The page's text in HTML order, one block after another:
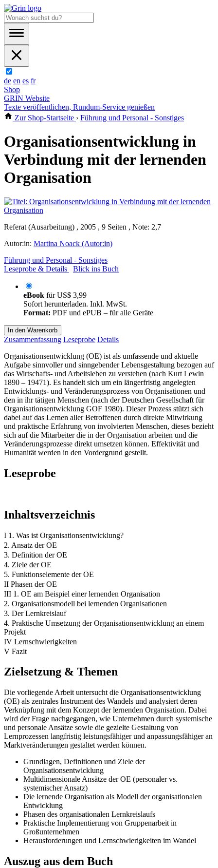
de en es fr
Shop
GRIN Website
Texte veröffentlichen, Rundum-Service genießen
Zur Shop-Startseite › Führung und Personal - Sonstiges
Organisationsentwicklung in
Verbindung mit der lernenden
Organisation
Referat (Ausarbeitung) , 2005 , 9 Seiten , Note: 2,7
Autor:in: Martina Noack (Autor:in)
Führung und Personal - Sonstiges
Leseprobe & Details
Blick ins Buch
eBook fürUS$ 3,99
Sofort herunterladen. Inkl. MwSt.
Format: PDF und ePUB – für alle Geräte
In den Warenkorb
Zusammenfassung Leseprobe Details
Organisationsentwicklung (OE) ist als umfassende und aktuelle
Aufgabe sinnvoller und sinngebender Lebensgestaltung bezogen auf
das Wirtschafts- und Arbeitsleben zu verstehen (nach Kurt Lewin
1890 – 19471). Es handelt sich um ein längerfristig angelegten
Entwicklungs- und Veränderungsprozess von Organisationen und
den in ihr tätigen Menschen (nach der Deutschen Gesellschaft für
Organisationsentwicklung GOF 1980). Dieser Prozess stützt sich
dabei auf das Lernen aller Betroffenen durch direkte Mitwirkung
und praktische Erfahrung von involvierten Menschen, dieses bezieht
sich auf die Mitarbeiter die in der Organisation arbeiten und die
Veränderungsprozesse direkt umsetzen können. Effektivität und
Humanität werden in den Vordergrund gestellt.
Leseprobe
Inhaltsverzeichnis
I 1. Was ist Organisationsentwicklung?
2. Ansatz der OE
3. Definition der OE
4. Ziele der OE
5. Funktionselemente der OE
II Phasen der OE
III 1. OE am Beispiel einer lernenden Organisation
2. Organisationsmodell bei lernenden Organisationen
3. Der Lernkreislauf
4. Praktische Umsetzung der Organisationsentwicklung an einem
Projekt
IV Lernschwierigkeiten
V Fazit
Zielsetzung & Themen
Die vorliegende Arbeit untersucht die Organisationsentwicklung
(OE) als zentrales Instrument des Wandels und analysiert deren
Verknüpfung mit dem Konzept der lernenden Organisation. Dabei
wird der Frage nachgegangen, wie Unternehmen durch systemische
und personale Ansätze sowie die gezielte Gestaltung von
Lernprozessen langfristig leistungsfähiger und anpassungsfähiger an
Marktveränderungen gestaltet werden können.
Grundlagen, Definitionen und Ziele der
Organisationsentwicklung
Multidimensionale Ansätze der OE (personaler vs.
systemischer Ansatz)
Die lernende Organisation als Modell der organisationalen
Entwicklung
Phasen des organisationalen Lernkreislaufs
Praktische Implementierung von Gruppenarbeit in
Großunternehmen
Herausforderungen und Lernschwierigkeiten im Wandel
Auszug aus dem Buch